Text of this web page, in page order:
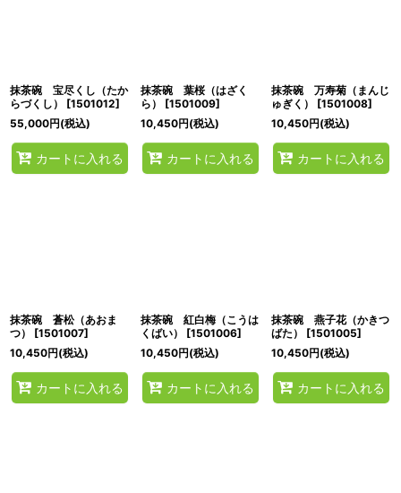
抹茶碗 宝尽くし（たか
らづくし）
[1501012]
55,000円(税込)
カートに入れる
抹茶碗 葉桜（はざく
ら）
[1501009]
10,450円(税込)
カートに入れる
抹茶碗 万寿菊（まんじ
ゅぎく）
[1501008]
10,450円(税込)
カートに入れる
抹茶碗 蒼松（あおま
つ）
[1501007]
10,450円(税込)
カートに入れる
抹茶碗 紅白梅（こうは
くばい）
[1501006]
10,450円(税込)
カートに入れる
抹茶碗 燕子花（かきつ
ばた）
[1501005]
10,450円(税込)
カートに入れる